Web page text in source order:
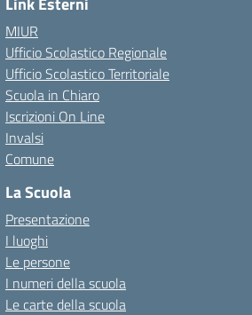
MIUR
Ufficio Scolastico Regionale
Ufficio Scolastico Territoriale
Scuola in Chiaro
Iscrizioni On Line
Invalsi
Comune
La Scuola
Presentazione
I luoghi
Le persone
I numeri della scuola
Le carte della scuola